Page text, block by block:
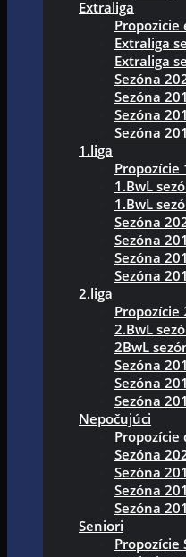
Extraliga
Propozicie
Extraliga
Extraliga
Sezóna
Sezóna
Sezóna
Sezóna
1.liga
Propozície
1.BwL
1.BwL
Sezóna
Sezóna
Sezóna
Sezóna
2.liga
Propozície
2.BwL
2BwL
Sezóna
Sezóna
Sezóna
Nepočujúci
Propozície
Sezóna
Sezóna
Sezóna
Sezóna
Seniori
Propozície